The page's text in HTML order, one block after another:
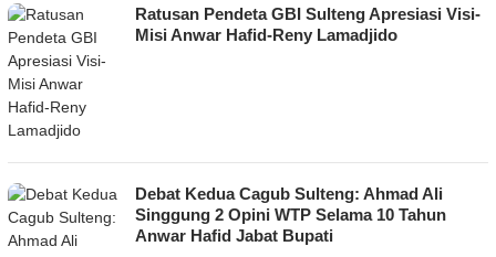
Ratusan Pendeta GBI Sulteng Apresiasi Visi-
Misi Anwar Hafid-Reny Lamadjido
Debat Kedua Cagub Sulteng: Ahmad Ali
Singgung 2 Opini WTP Selama 10 Tahun
Anwar Hafid Jabat Bupati